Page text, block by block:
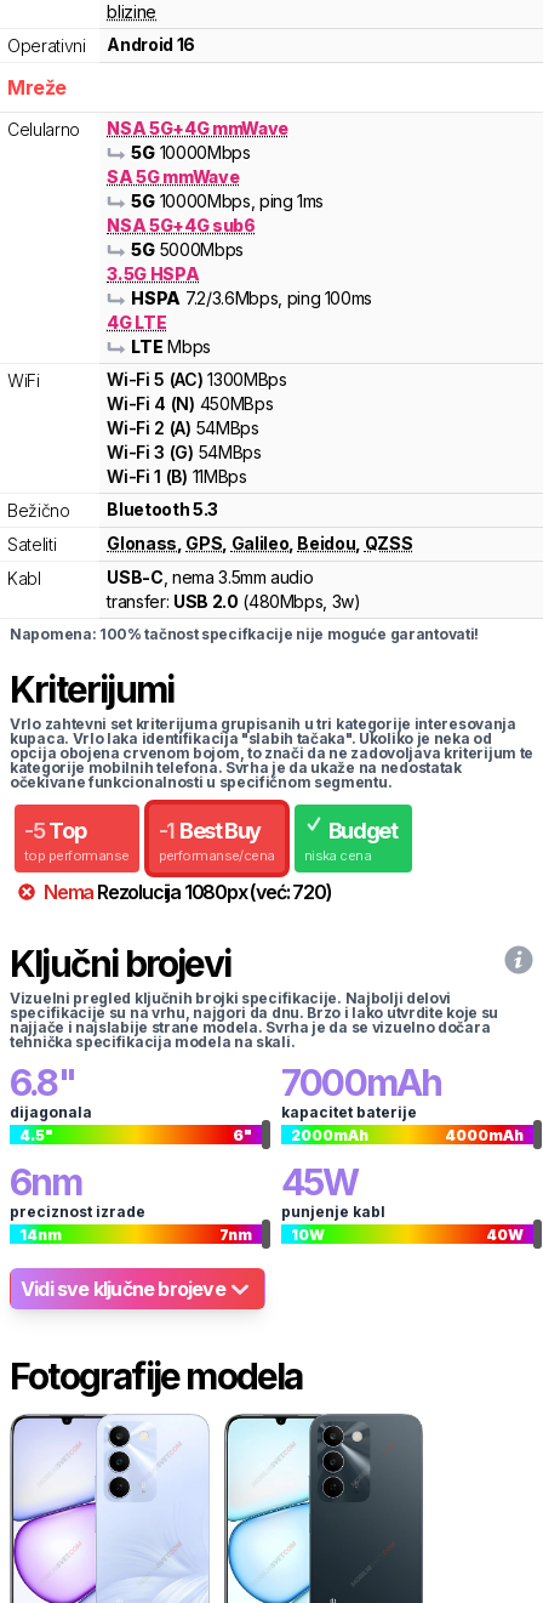
blizine
Operativni
Android 16
Mreže
Celularno
NSA 5G+4G mmWave
5G 10000Mbps
SA 5G mmWave
5G 10000Mbps , ping 1ms
NSA 5G+4G sub6
5G 5000Mbps
3.5G HSPA
HSPA 7.2/3.6Mbps , ping 100ms
4G LTE
LTE Mbps
WiFi
Wi-Fi5 (AC) 1300MBps
Wi-Fi 4 (N) 450MBps
Wi-Fi 2 (A) 54MBps
Wi-Fi3 (G) 54MBps
Wi-Fi1 (B) 11MBps
Bežično
Bluetooth 5.3
Sateliti
Glonass GPS Galileo Beidou QZSS
Kabl
USB-C , nema 3.5mm audio
transfer: USB 2.0 (480Mbps, 3w)
Napomena: 100% tačnost specifkacije nije moguće garantovati!
Kriterijumi
Vrlo zahtevni set kriterijuma grupisanih u tri kategorije interesovanja
kupaca. Vrlo laka identifikacija "slabih tačaka". Ukoliko je neka od
opcija obojena crvenom bojom, to znači da ne zadovoljava kriterijum te
kategorije mobilnih telefona. Svrha je da ukaže na nedostatak
očekivane funkcionalnosti u specifičnom segmentu.
-5 Top
top performanse
-1 Best Buy
performanse/cena
Budget
niska cena
Nema Rezolucija 1080px(već:720)
Ključni brojevi
Vizuelni pregled ključnih brojki specifikacije. Najbolji delovi
specifikacije su na vrhu, najgori da dnu. Brzo i lako utvrdite koje su
najjače i najslabije strane modela. Svrha je da se vizuelno dočara
tehnička specifikacija modela na skali.
6.8"
dijagonala
4.5" 6"
7000mAh
kapacitet baterije
2000mAh 4000mAh
6nm
preciznost izrade
14nm 7nm
45W
punjenje kabl
10W 40W
Vidi sve ključne brojeve
Fotografije modela